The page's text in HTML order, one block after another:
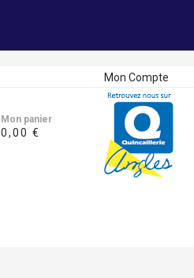
Mon Compte
Mon panier
0,00 €